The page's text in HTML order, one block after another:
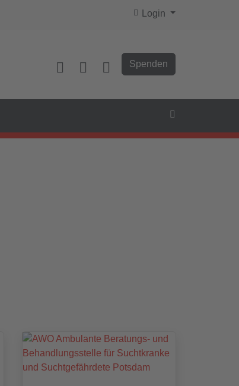
Login
Spenden